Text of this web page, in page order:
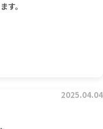
す。
2025.04.04